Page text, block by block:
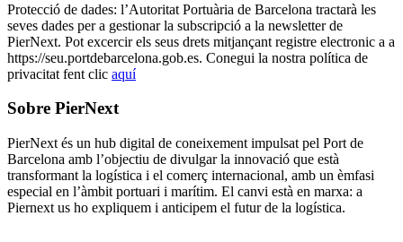
Protecció de dades: l’Autoritat Portuària de Barcelona tractarà les
seves dades per a gestionar la subscripció a la newsletter de
PierNext. Pot excercir els seus drets mitjançant registre electronic a a
https://seu.portdebarcelona.gob.es. Conegui la nostra política de
privacitat fent clic aquí
Sobre PierNext
PierNext és un hub digital de coneixement impulsat pel Port de
Barcelona amb l’objectiu de divulgar la innovació que està
transformant la logística i el comerç internacional, amb un èmfasi
especial en l’àmbit portuari i marítim. El canvi està en marxa: a
Piernext us ho expliquem i anticipem el futur de la logística.